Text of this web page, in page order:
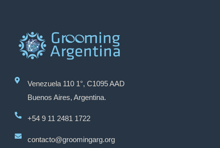
Venezuela 110 1°, C1095 AAD
Buenos Aires, Argentina.
+54 9 11 2481 1722
contacto@groomingarg.org